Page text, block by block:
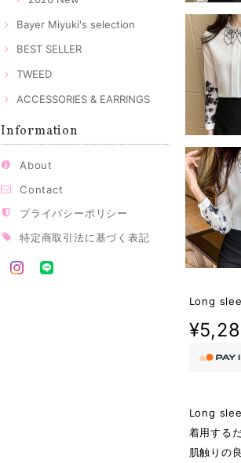
Bayer Miyuki's selection
BEST SELLER
TWEED
ACCESSORIES & EARRINGS
Information
About
Contact
プライバシーポリシー
特定商取引法に基づく表記
Long
Long
着用する
肌触りの